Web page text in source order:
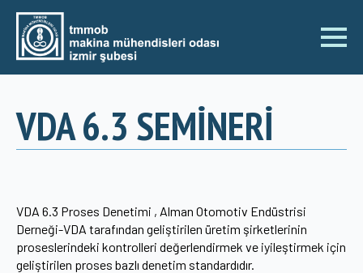
VDA 6.3 SEMİNERİ
VDA 6.3 Proses Denetimi , Alman Otomotiv Endüstrisi
Derneği-VDA tarafından geliştirilen üretim şirketlerinin
proseslerindeki kontrolleri değerlendirmek ve iyileştirmek için
geliştirilen proses bazlı denetim standardıdır.